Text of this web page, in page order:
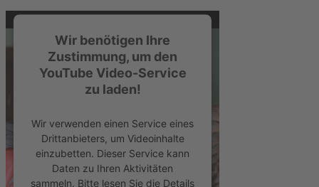
Wir benötigen Ihre
Zustimmung, um den
YouTube Video-Service
zu laden!
Wir verwenden einen Service eines
Drittanbieters, um Videoinhalte
einzubetten. Dieser Service kann
Daten zu Ihren Aktivitäten
sammeln. Bitte lesen Sie die Details